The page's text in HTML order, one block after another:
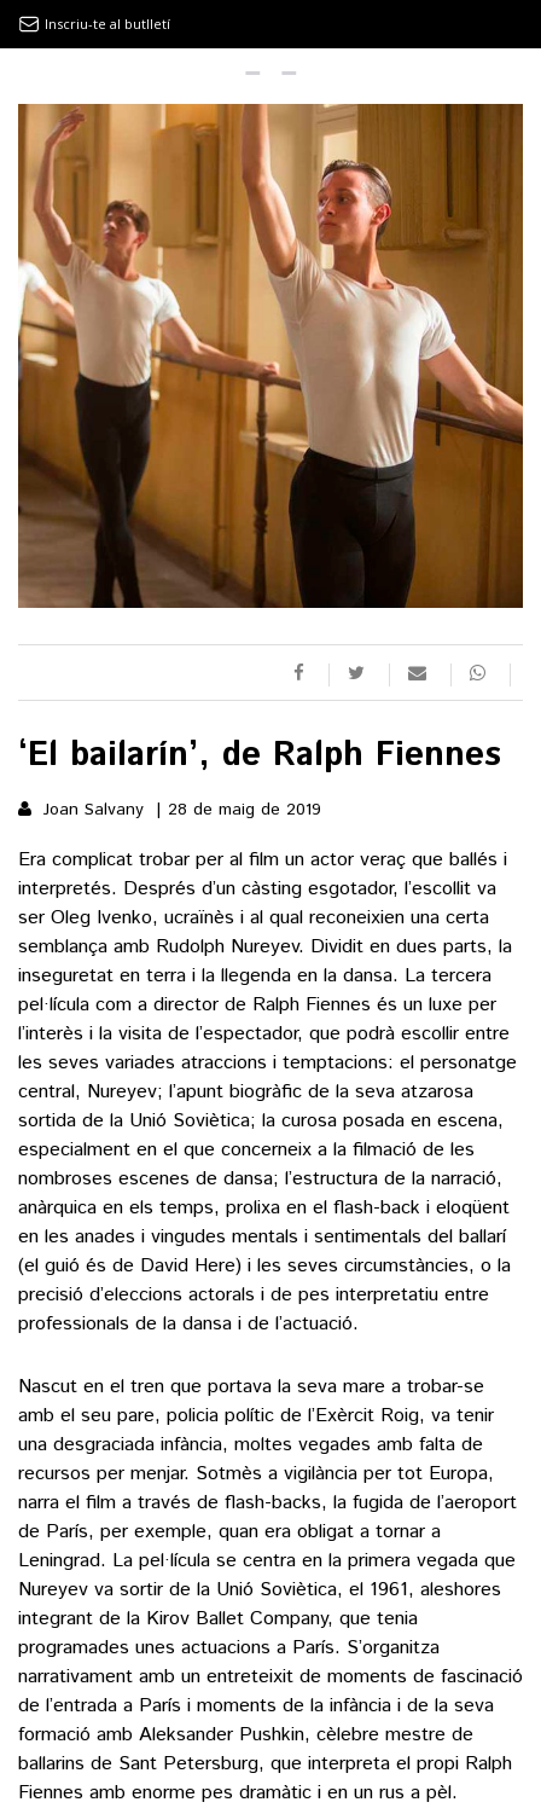
9MAGAZÍN
EL CLÀSSIC | ALBERT PLA
“LA VIDA ÉS COM LA MAR: SEMPRE BUSCA L’EQUILIBRI”
NOVETATS DISCOGRÀFIQUES
EL CLÀSSIC | ELS 3 TAMBORS
TEMÀTIQUES
()
()
ACTUALITAT
ECONOMIA
VEURE TOTES
ESPORTS
FUTBOL
MOTOR
VEURE TOTES
CULTURA
ARTS ESCÈNIQUES
CULTURA POPULAR
LLIBRES
CALAIX
VEURE TOTES
SUPLEMENTS
FOTOGALERIES
9MAGAZÍN
AGENDA
BLOGOSFERA
Inscriu-te al butlletí
‘El bailarín’, de Ralph Fiennes
Joan Salvany 28 de maig de 2019
Era complicat trobar per al film un actor veraç que ballés i
interpretés. Després d’un càsting esgotador, l’escollit va
ser Oleg Ivenko, ucraïnès i al qual reconeixien una certa
semblança amb Rudolph Nureyev. Dividit en dues parts, la
inseguretat en terra i la llegenda en la dansa. La tercera
pel·lícula com a director de Ralph Fiennes és un luxe per
l’interès i la visita de l’espectador, que podrà escollir entre
les seves variades atraccions i temptacions: el personatge
central, Nureyev; l’apunt biogràfic de la seva atzarosa
sortida de la Unió Soviètica; la curosa posada en escena,
especialment en el que concerneix a la filmació de les
nombroses escenes de dansa; l’estructura de la narració,
anàrquica en els temps, prolixa en el flash-back i eloqüent
en les anades i vingudes mentals i sentimentals del ballarí
(el guió és de David Here) i les seves circumstàncies, o la
precisió d’eleccions actorals i de pes interpretatiu entre
professionals de la dansa i de l’actuació.
Nascut en el tren que portava la seva mare a trobar-se
amb el seu pare, policia polític de l’Exèrcit Roig, va tenir
una desgraciada infància, moltes vegades amb falta de
recursos per menjar. Sotmès a vigilància per tot Europa,
narra el film a través de flash-backs, la fugida de l’aeroport
de París, per exemple, quan era obligat a tornar a
Leningrad. La pel·lícula se centra en la primera vegada que
Nureyev va sortir de la Unió Soviètica, el 1961, aleshores
integrant de la Kirov Ballet Company, que tenia
programades unes actuacions a París. S’organitza
narrativament amb un entreteixit de moments de fascinació
de l’entrada a París i moments de la infància i de la seva
formació amb Aleksander Pushkin, cèlebre mestre de
ballarins de Sant Petersburg, que interpreta el propi Ralph
Fiennes amb enorme pes dramàtic i en un rus a pèl.